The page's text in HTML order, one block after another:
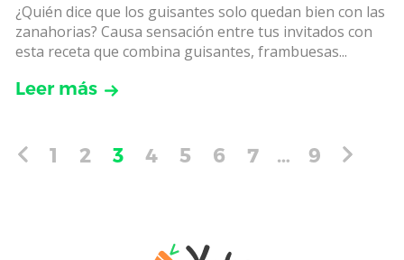
¿Quién dice que los guisantes solo quedan bien con las
zanahorias? Causa sensación entre tus invitados con
esta receta que combina guisantes, frambuesas...
Leer más
1 2 3 4 5 6 7 … 9